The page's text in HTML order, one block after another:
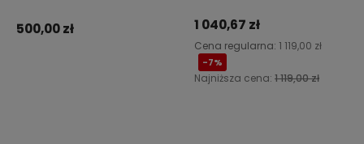
500,00 zł 1 040,67 zł
Cena regularna: 1 119,00 zł
-7%
Najniższa cena: 1 119,00 zł